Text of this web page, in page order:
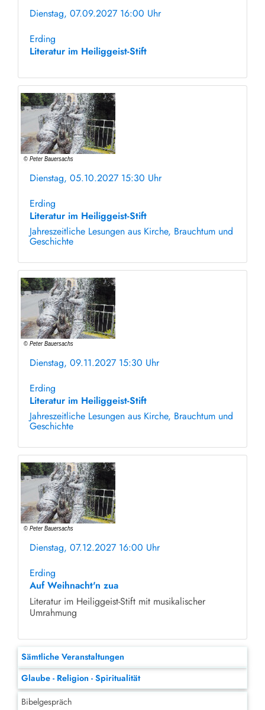
Dienstag, 07.09.2027 16:00 Uhr
Erding
Literatur im Heiliggeist-Stift
Dienstag, 05.10.2027 15:30 Uhr
Erding
Literatur im Heiliggeist-Stift
Jahreszeitliche Lesungen aus Kirche, Brauchtum und
Geschichte
Dienstag, 09.11.2027 15:30 Uhr
Erding
Literatur im Heiliggeist-Stift
Jahreszeitliche Lesungen aus Kirche, Brauchtum und
Geschichte
Dienstag, 07.12.2027 16:00 Uhr
Erding
Auf Weihnacht'n zua
Literatur im Heiliggeist-Stift mit musikalischer
Umrahmung
Sämtliche Veranstaltungen
Glaube - Religion - Spiritualität
Bibelgespräch